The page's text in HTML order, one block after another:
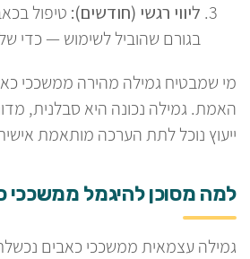
ליווי רגשי (חודשים): טיפול
בגורם שהוביל לשימוש — כדי
מי שמבטיח גמילה מהירה ממשככי
האמת. גמילה נכונה היא סבלנית,
ייעוץ נוכל לתת הערכה מותאמת
למה מסוכן להיגמל ממשככי
גמילה עצמאית ממשככי כאבים